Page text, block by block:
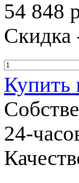
54 848
Скидка
Купить
24-